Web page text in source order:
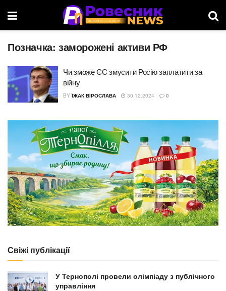
Позначка: заморожені активи РФ
Чи зможе ЄС змусити Росію заплатити за
війну
BY ЇЖАК ВІРОСЛАВА 30.12.2024 0
Свіжі публікації
У Тернополі провели олімпіаду з публічного
управління